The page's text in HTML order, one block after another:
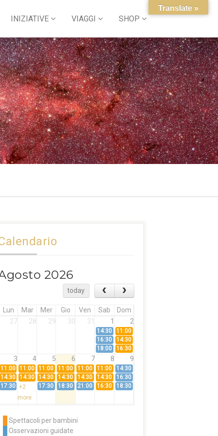
INIZIATIVE VIAGGI SHOP
2026
today
Lun Mar Mer Gio Ven Sab
Dom
27
28 29 30 31 1 2
14:30
11:00
16:30
14:30
18:00
16:30
3 4 5 6 7 8 9
11:00 11:00 11:00 11:00 11:00 11:00
14:30
14:30 14:30 14:30 14:30 14:30 14:30
16:30
17:30 +2
more
17:30 18:30 21:00 16:30 18:30
11:00
14:30
Spettacoli per bambini
Osservazioni guidate
Translate »